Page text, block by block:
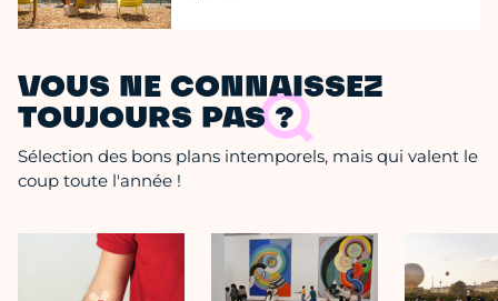
VOUS NE CONNAISSEZ
TOUJOURS PAS ?
Sélection des bons plans intemporels, mais qui valent le
coup toute l'année !